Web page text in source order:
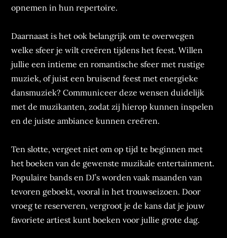
opnemen in hun repertoire.
Daarnaast is het ook belangrijk om te overwegen
welke sfeer je wilt creëren tijdens het feest. Willen
jullie een intieme en romantische sfeer met rustige
muziek, of juist een bruisend feest met energieke
dansmuziek? Communiceer deze wensen duidelijk
met de muzikanten, zodat zij hierop kunnen inspelen
en de juiste ambiance kunnen creëren.
Ten slotte, vergeet niet om op tijd te beginnen met
het boeken van de gewenste muzikale entertainment.
Populaire bands en DJ’s worden vaak maanden van
tevoren geboekt, vooral in het trouwseizoen. Door
vroeg te reserveren, vergroot je de kans dat je jouw
favoriete artiest kunt boeken voor jullie grote dag.